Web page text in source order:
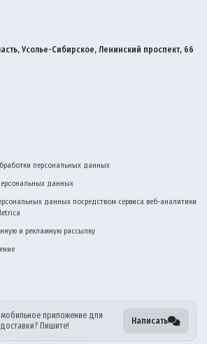
Усолье-Сибирское, Ленинский проспект, 66
персональных данных
данных
данных посредством сервиса веб-аналитики
и рекламную рассылку
мобильное приложение для
Пишите!
Написать